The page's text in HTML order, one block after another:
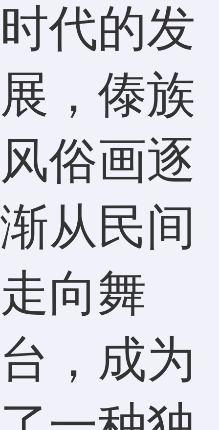
时代的发
展，傣族
风俗画逐
渐从民间
走向舞
台，成为